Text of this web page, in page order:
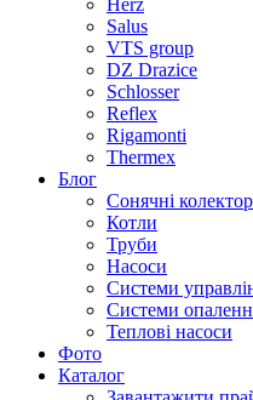
Herz
Salus
VTS group
DZ Drazice
Schlosser
Reflex
Rigamonti
Thermex
Блог
Сонячні
Котли
Труби
Насоси
Системи
Системи
Теплові насоси
Фото
Каталог